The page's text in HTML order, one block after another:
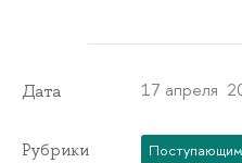
Дата 17 апреля
Рубрики Поступающим